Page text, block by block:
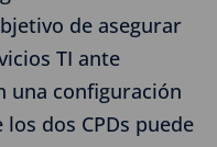
de asegurar
TI ante
una configuración
dos CPDs puede